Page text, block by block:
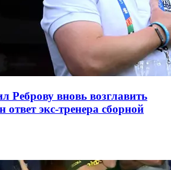
Реброву вновь возглавить
ответ экс-тренера сборной